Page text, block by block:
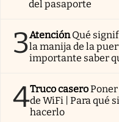
del pasaporte
3AtenciónQué
la manija de la
importante saber
4Truco casero
de WiFi | Para qué
hacerlo